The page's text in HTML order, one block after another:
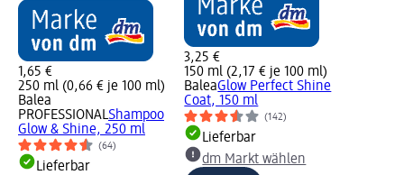
1,65 €
250 ml (0,66 € je 100 ml)
Balea
PROFESSIONALShampoo
Glow & Shine, 250 ml
(64)
Lieferbar
3,25 €
150 ml (2,17 € je 100 ml)
BaleaGlow Perfect Shine
Coat, 150 ml
(142)
Lieferbar
dm Markt wählen